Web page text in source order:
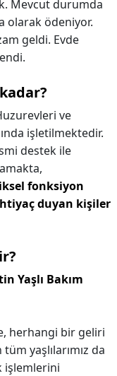
Mevcut durumda
olarak ödeniyor.
geldi. Evde
ve
işletilmektedir.
destek ile
fonksiyon
duyan kişiler
Yaşlı Bakım
herhangi bir geliri
yaşlılarımız da
işlemlerini